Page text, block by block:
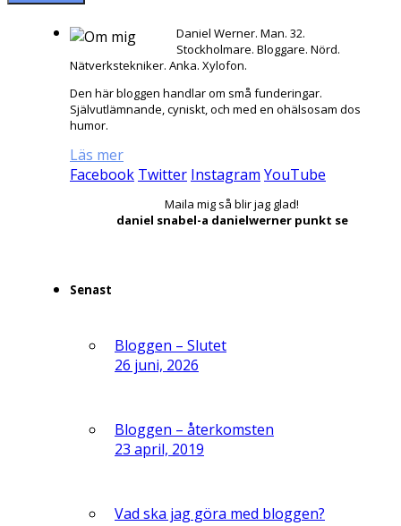
Daniel Werner. Man. 32.
Stockholmare. Bloggare. Nörd.
Nätverkstekniker. Anka. Xylofon.
Den här bloggen handlar om små funderingar.
Självutlämnande, cyniskt, och med en ohälsosam dos
humor.
Läs mer
Facebook Twitter Instagram YouTube
Maila mig så blir jag glad!
daniel snabel-a danielwerner punkt se
Senast
Bloggen – Slutet
26 juni, 2026
Bloggen – återkomsten
23 april, 2019
Vad ska jag göra med bloggen?